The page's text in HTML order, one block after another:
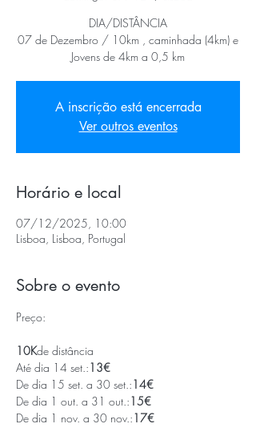
DIA/DISTÂNCIA
07 de Dezembro / 10km , caminhada (4km) e
Jovens de 4km a 0,5 km
A inscrição está encerrada
Ver outros eventos
Horário e local
07/12/2025, 10:00
Lisboa, Lisboa, Portugal
Sobre o evento
Preço:
10Kde distância
Até dia 14 set.:13€
De dia 15 set. a 30 set.:14€
De dia 1 out. a 31 out.:15€
De dia 1 nov. a 30 nov.:17€